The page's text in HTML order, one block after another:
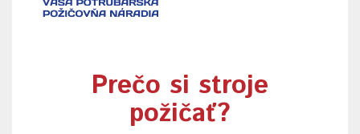
Prečo si stroje
požičať?